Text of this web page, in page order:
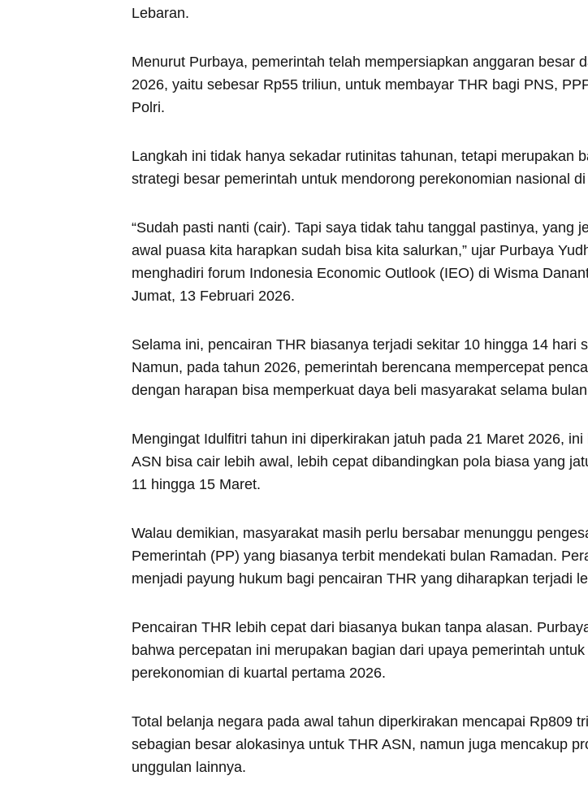
Lebaran.
Menurut Purbaya, pemerintah telah mempersiapkan anggaran besar
2026, yaitu sebesar Rp55 triliun, untuk membayar THR bagi PNS,
Polri.
Langkah ini tidak hanya sekadar rutinitas tahunan, tetapi merupakan
strategi besar pemerintah untuk mendorong perekonomian nasional
“Sudah pasti nanti (cair). Tapi saya tidak tahu tanggal pastinya, yang
awal puasa kita harapkan sudah bisa kita salurkan,” ujar Purbaya
menghadiri forum Indonesia Economic Outlook (IEO) di Wisma
Jumat, 13 Februari 2026.
Selama ini, pencairan THR biasanya terjadi sekitar 10 hingga 14 hari
Namun, pada tahun 2026, pemerintah berencana mempercepat
dengan harapan bisa memperkuat daya beli masyarakat selama
Mengingat Idulfitri tahun ini diperkirakan jatuh pada 21 Maret 2026, ini
ASN bisa cair lebih awal, lebih cepat dibandingkan pola biasa yang
11 hingga 15 Maret.
Walau demikian, masyarakat masih perlu bersabar menunggu
Pemerintah (PP) yang biasanya terbit mendekati bulan Ramadan.
menjadi payung hukum bagi pencairan THR yang diharapkan terjadi
Pencairan THR lebih cepat dari biasanya bukan tanpa alasan.
bahwa percepatan ini merupakan bagian dari upaya pemerintah
perekonomian di kuartal pertama 2026.
Total belanja negara pada awal tahun diperkirakan mencapai Rp809
sebagian besar alokasinya untuk THR ASN, namun juga mencakup
unggulan lainnya.